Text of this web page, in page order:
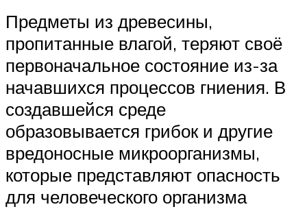
Предметы из древесины,
пропитанные влагой, теряют своё
первоначальное состояние из-за
начавшихся процессов гниения. В
создавшейся среде
образовывается грибок и другие
вредоносные микроорганизмы,
которые представляют опасность
для человеческого организма